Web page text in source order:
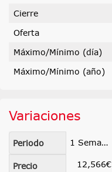
Cierre
Oferta
Máximo/Mínimo (día)
Máximo/Mínimo (año)
Variaciones
Periodo
Precio
1 Semana (03 ago)
12,566€